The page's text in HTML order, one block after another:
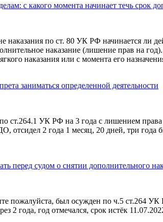
с какого момента начинает течь срок
наказания по ст. 80 УК РФ начинается ли
наказание (лишение прав на
наказания или с момента его
заниматься определенной деятельности
ст.264.1 УК РФ на 3 года с лишением
отсидел 2 года 1 месяц, 20 дней, три года
перед судом о снятии дополнительного
пожалуйста, был осужден по ч.5 ст.264
2 года, год отмечался, срок истёк